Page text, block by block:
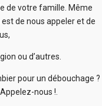
de votre famille. Même
de nous appeler et de
ou d’autres.
pour un débouchage ?
nous !.